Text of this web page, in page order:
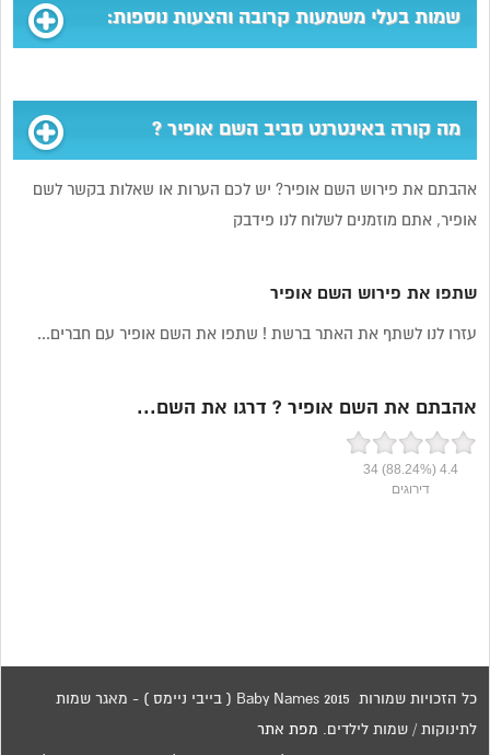
שמות בעלי משמעות קרובה והצעות נוספות:
מה קורה באינטרנט סביב השם אופיר ?
אהבתם את פירוש השם אופיר? יש לכם הערות או שאלות בקשר לשם
אופיר, אתם מוזמנים לשלוח לנו פידבק
שתפו את פירוש השם אופיר
עזרו לנו לשתף את האתר ברשת ! שתפו את השם אופיר עם חברים...
אהבתם את השם אופיר ? דרגו את השם...
4.4
(88.24%)
34
דירוגים
כל הזכויות שמורות 2015 Baby Names ( בייבי ניימס ) - מאגר שמות
לתינוקות / שמות לילדים. מפת אתר